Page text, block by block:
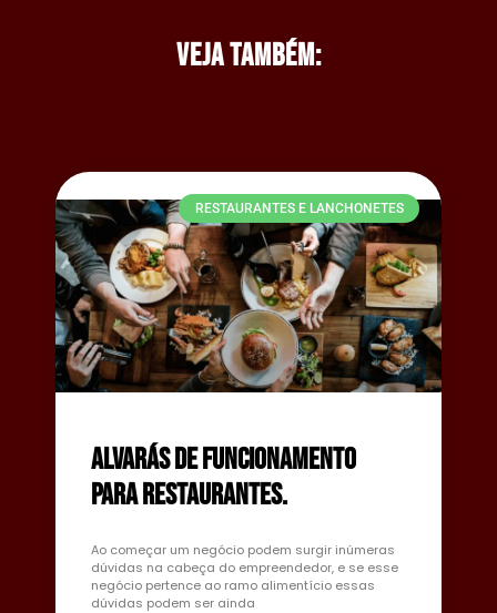
Veja também:
RESTAURANTES E LANCHONETES
Alvarás de funcionamento
para restaurantes.
Ao começar um negócio podem surgir inúmeras
dúvidas na cabeça do empreendedor, e se esse
negócio pertence ao ramo alimentício essas
dúvidas podem ser ainda